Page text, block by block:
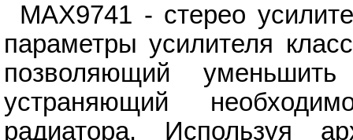
MAX9741 - стерео
параметры усилителя
позволяющий
устраняющий
радиатора. Используя